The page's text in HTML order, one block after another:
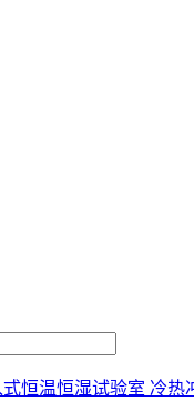
式恒温恒湿试验室 冷热